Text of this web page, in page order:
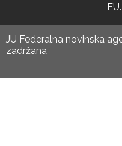
JU Federalna novinska
zadržana